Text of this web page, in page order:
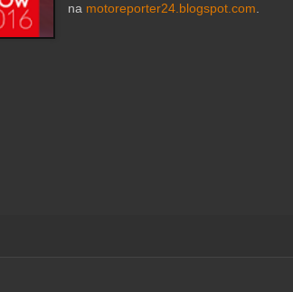
na motoreporter24.blogspot.com.